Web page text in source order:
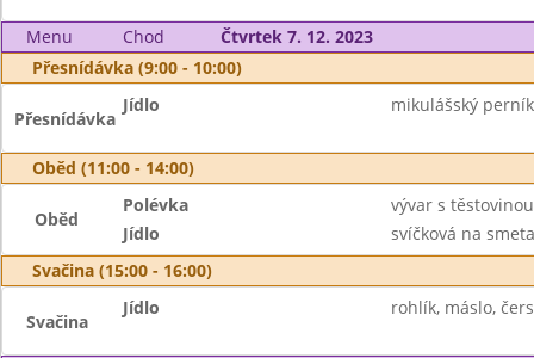
Menu Chod
Čtvrtek 7. 12. 2023
Přesnídávka (9:00 - 10:00)
Přesnídávka
Jídlo mikulášský
Oběd (11:00 - 14:00)
Oběd
Polévka
vývar s těstovinou
Jídlo
svíčková na
Svačina (15:00 - 16:00)
Svačina
Jídlo rohlík, máslo,